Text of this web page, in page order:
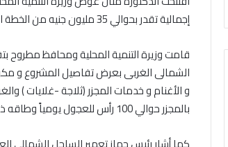
إجمالية تقدر بحوالي 35 مليون جنيه من الخطة الاستثمارية لوزارة التنمية المحلية .
قامت وزيرة التنمية المحلية ومحافظ
و الأغنام و خدمات المجزر (ثلاجة -غلايات )
بالمجزر حوالي 100 رأس للعجول يومياً وطاقه ذبح أغنام بمعدل 160 رأس أغنام في اليوم .
الأزهرية
لمعاهد
بنسبة
نجاح
97.7%